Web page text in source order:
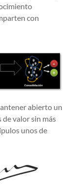
con
abierto un
valor sin más
unos de